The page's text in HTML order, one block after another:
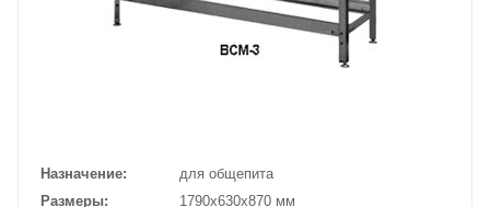
Назначение
для общепита
Размеры
1790х630х870 мм